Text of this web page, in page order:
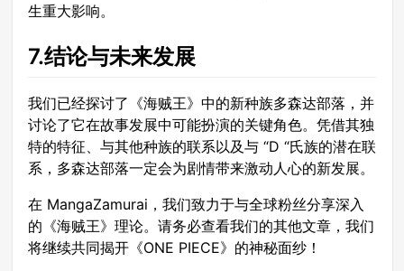
生重大影响。
7.结论与未来发展
我们已经探讨了《海贼王》中的新种族多森达部落，并
讨论了它在故事发展中可能扮演的关键角色。凭借其独
特的特征、与其他种族的联系以及与 “D “氏族的潜在联
系，多森达部落一定会为剧情带来激动人心的新发展。
在 MangaZamurai，我们致力于与全球粉丝分享深入
的《海贼王》理论。请务必查看我们的其他文章，我们
将继续共同揭开《ONE PIECE》的神秘面纱！